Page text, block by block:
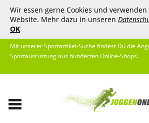
Wir essen gerne Cookies und
Website. Mehr dazu in unseren
OK
Mit unserer Sportartikel-Suche findest Du die
Sportausrüstung aus hunderten Online-Shops.